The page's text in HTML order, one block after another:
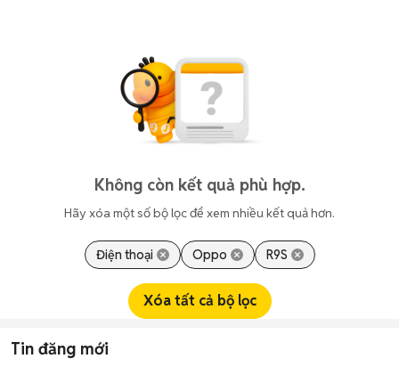
Không còn kết quả phù hợp.
Hãy xóa một số bộ lọc để xem nhiều kết quả hơn.
Điện thoại Oppo R9S
Xóa tất cả bộ lọc
Tin đăng mới